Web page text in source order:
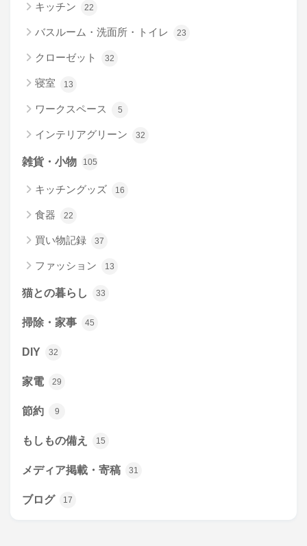
キッチン 22
バスルーム・洗面所・トイレ 23
クローゼット 32
寝室 13
ワークスペース 5
インテリアグリーン 32
雑貨・小物 105
キッチングッズ 16
食器 22
買い物記録 37
ファッション 13
猫との暮らし 33
掃除・家事 45
DIY 32
家電 29
節約 9
もしもの備え 15
メディア掲載・寄稿 31
ブログ 17